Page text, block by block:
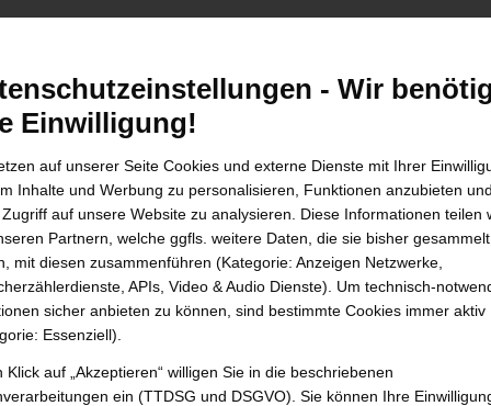
GENERATION FÜR DIE
VON KAUTSCHUK
der K 2022 innovative Technologien
Nachhaltigkeit
26. Oktober präsentiert die UTH GmbH aus
der weltweiten Leitmesse der Kunststoff- und
der bewährten roll-ex®Zahnradpumpen-
- Wir
Einwilligung!
auf unserer Seite Cookies und externe Dienste mit Ihrer
Inhalte und Werbung zu personalisieren, Funktionen anzubieten und
auf unsere Website zu analysieren. Diese Informationen teilen
Partnern, welche ggfls. weitere Daten, die sie bisher gesammelt
mit diesen zusammenführen (Kategorie: Anzeigen Netzwerke,
APIs, Video & Audio Dienste). Um technisch-
sicher anbieten zu können, sind bestimmte Cookies immer aktiv
Essenziell).
Klick auf „Akzeptieren“ willigen Sie in die beschriebenen
ein (TTDSG und DSGVO). Sie können Ihre